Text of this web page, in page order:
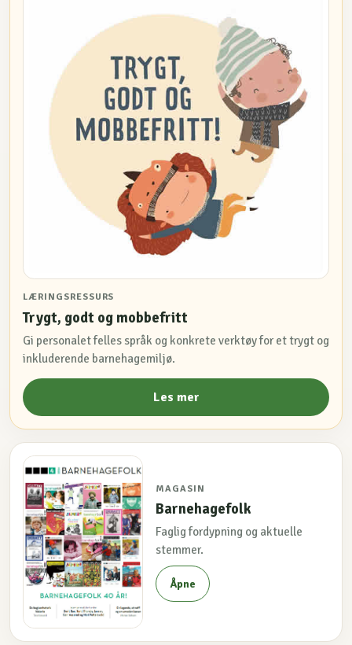
LÆRINGSRESSURS
Trygt, godt og mobbefritt
Gi personalet felles språk og konkrete verktøy for et trygt og
inkluderende barnehagemiljø.
Les mer
MAGASIN
Barnehagefolk
Faglig fordypning og aktuelle
stemmer.
Åpne